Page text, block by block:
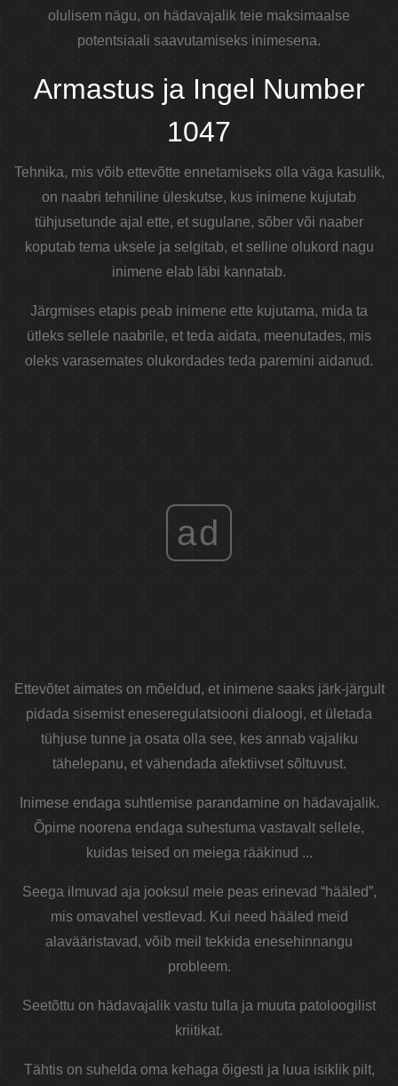
olulisem nägu, on hädavajalik teie maksimaalse
potentsiaali saavutamiseks inimesena.
Armastus ja Ingel Number
1047
Tehnika, mis võib ettevõtte ennetamiseks olla väga kasulik,
on naabri tehniline üleskutse, kus inimene kujutab
tühjusetunde ajal ette, et sugulane, sõber või naaber
koputab tema uksele ja selgitab, et selline olukord nagu
inimene elab läbi kannatab.
Järgmises etapis peab inimene ette kujutama, mida ta
ütleks sellele naabrile, et teda aidata, meenutades, mis
oleks varasemates olukordades teda paremini aidanud.
ad
Ettevõtet aimates on mõeldud, et inimene saaks järk-järgult
pidada sisemist eneseregulatsiooni dialoogi, et ületada
tühjuse tunne ja osata olla see, kes annab vajaliku
tähelepanu, et vähendada afektiivset sõltuvust.
Inimese endaga suhtlemise parandamine on hädavajalik.
Õpime noorena endaga suhestuma vastavalt sellele,
kuidas teised on meiega rääkinud ...
Seega ilmuvad aja jooksul meie peas erinevad “hääled”,
mis omavahel vestlevad. Kui need hääled meid
alavääristavad, võib meil tekkida enesehinnangu
probleem.
Seetõttu on hädavajalik vastu tulla ja muuta patoloogilist
kriitikat.
Tähtis on suhelda oma kehaga õigesti ja luua isiklik pilt,